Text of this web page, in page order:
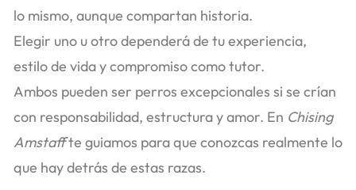
lo mismo, aunque compartan historia.
Elegir uno u otro dependerá de tu experiencia,
estilo de vida y compromiso como tutor.
Ambos pueden ser perros excepcionales si se crían
con responsabilidad, estructura y amor. En Chising
Amstaffte guiamos para que conozcas realmente lo
que hay detrás de estas razas.